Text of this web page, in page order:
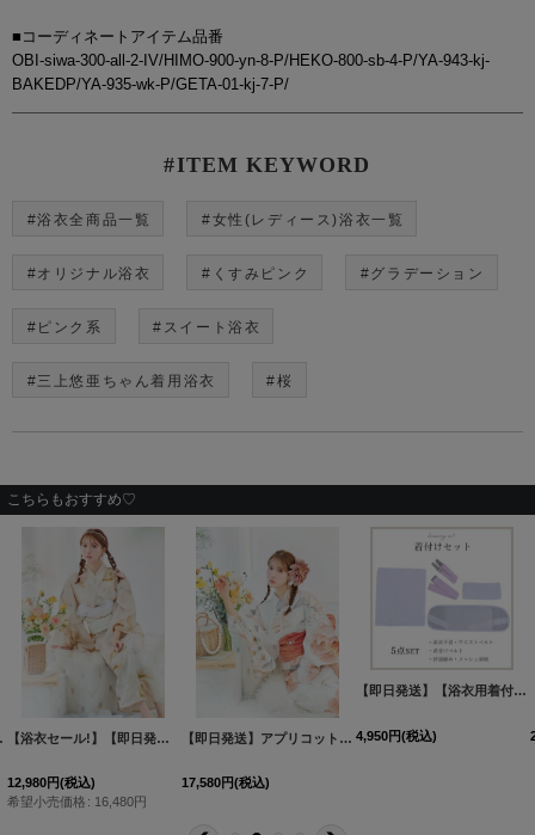
■コーディネートアイテム品番
OBI-siwa-300-all-2-IV/HIMO-900-yn-8-P/HEKO-800-sb-4-P/YA-943-kj-
BAKEDP/YA-935-wk-P/GETA-01-kj-7-P/
#ITEM KEYWORD
#浴衣全商品一覧 #女性(レディース)浴衣一覧
#オリジナル浴衣 #くすみピンク #グラデーション
#ピンク系 #スイート浴衣
#三上悠亜ちゃん着用浴衣 #桜
こちらもおすすめ♡
[Y-8038-nz-dzi-MI-F-24MY]
[Y-8057-nz-dzh-MI-F-24MY]
三上悠亜着用 Y-8030-nz-
【浴衣セール!】【即日発送！】クリームイエローピオニー浴衣 【浴衣３点セット 浴衣/帯/下駄】[FB02]三上悠亜着用
12,980円(税込)
希望小売価格 : 16,480円
【即日発送】アプリコットピンク牡丹浴衣 【浴衣３点セット 浴衣/帯/下駄】[OF04/HC03]三上悠亜着用
17,580円(税込)
【即日発送】【浴衣用着付け5点セット】初めてでも安心♪浴衣を着る時に必要な着付け小物が揃った便利な着付けセット♪[OF04]
4,950円(税込)